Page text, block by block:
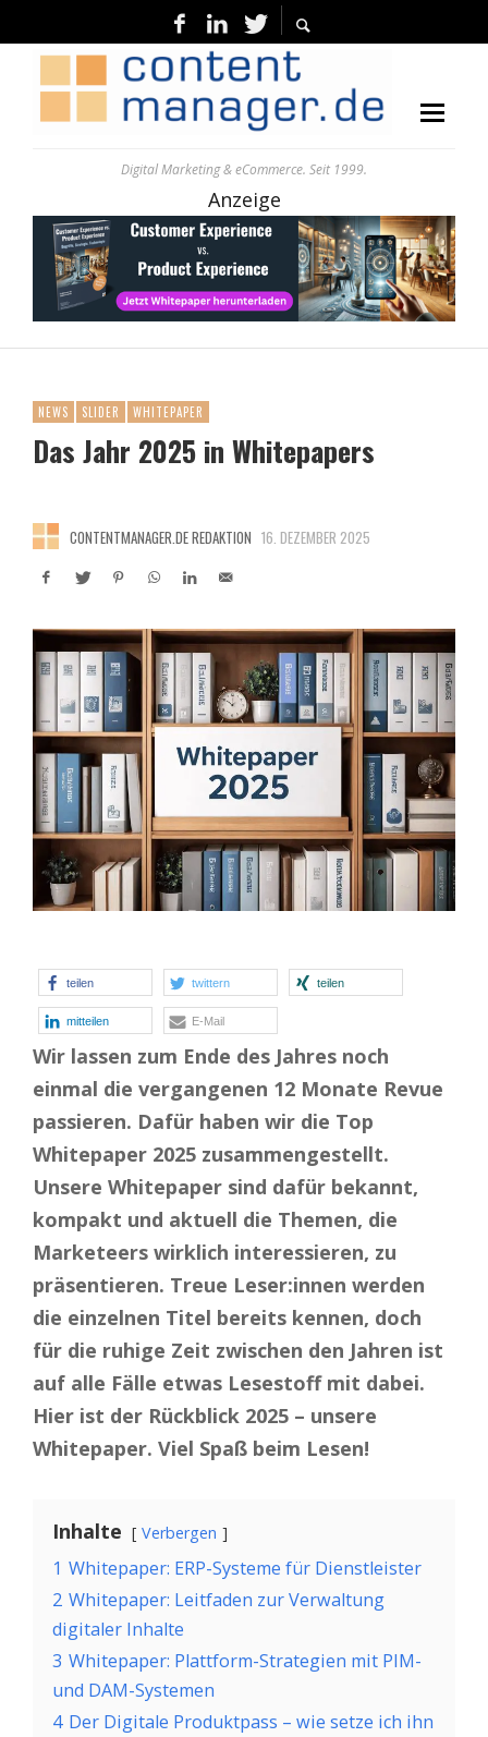
Digital Marketing & eCommerce. Seit 1999.
Anzeige
NEWS SLIDER WHITEPAPER
Das Jahr 2025 in Whitepapers
CONTENTMANAGER.DE REDAKTION 16. DEZEMBER 2025
teilen twittern teilen
mitteilen E-Mail
Wir lassen zum Ende des Jahres noch
einmal die vergangenen 12 Monate Revue
passieren. Dafür haben wir die Top
Whitepaper 2025 zusammengestellt.
Unsere Whitepaper sind dafür bekannt,
kompakt und aktuell die Themen, die
Marketeers wirklich interessieren, zu
präsentieren. Treue Leser:innen werden
die einzelnen Titel bereits kennen, doch
für die ruhige Zeit zwischen den Jahren ist
auf alle Fälle etwas Lesestoff mit dabei.
Hier ist der Rückblick 2025 – unsere
Whitepaper. Viel Spaß beim Lesen!
Inhalte Verbergen
1 Whitepaper: ERP-Systeme für Dienstleister
2 Whitepaper: Leitfaden zur Verwaltung
digitaler Inhalte
3 Whitepaper: Plattform-Strategien mit PIM-
und DAM-Systemen
4 Der Digitale Produktpass – wie setze ich ihn